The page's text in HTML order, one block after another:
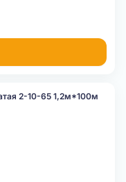
2-10-65 1,2м*100м